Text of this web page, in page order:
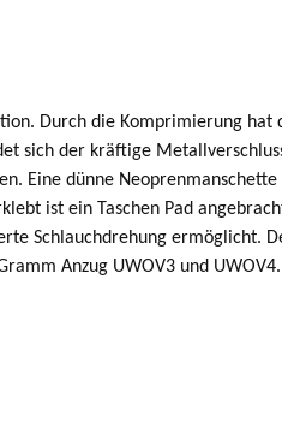
Durch die Komprimierung hat
sich der kräftige
Eine dünne
ist ein Taschen Pad
Schlauchdrehung ermöglicht.
Anzug UWOV3 und UWOV4.